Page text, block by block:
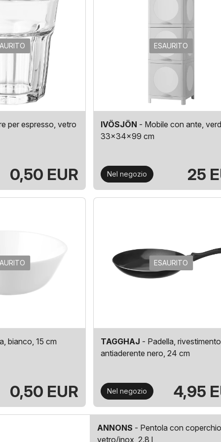
per espresso, vetro
0,50 EUR
ESAURITO
IVÖSJÖN - Mobile con ante,
33x34x99 cm
25
Nel negozio
bianco, 15 cm
0,50 EUR
ESAURITO
TAGGHAJ - Padella, rivestimento
antiaderente nero, 24 cm
4,95
Nel negozio
ANNONS - Pentola con coperchio,
vetro/inox, 2.8 l